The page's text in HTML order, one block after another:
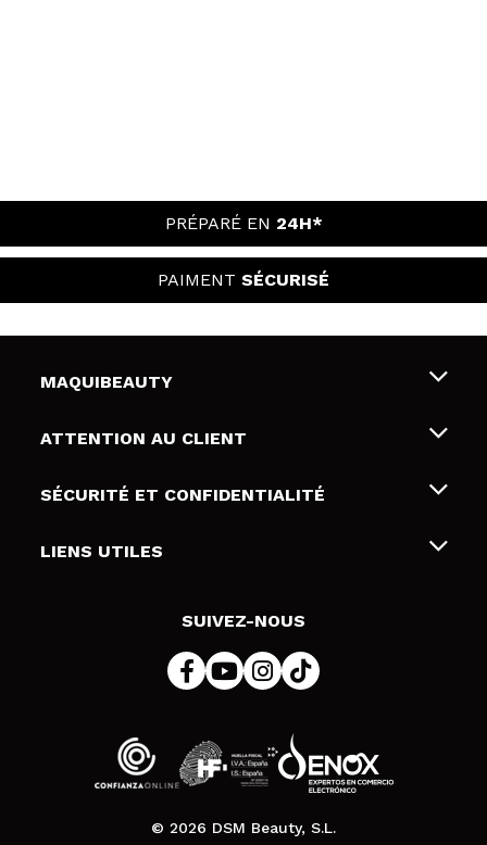
PRÉPARÉ EN 24H*
PAIMENT SÉCURISÉ
MAQUIBEAUTY
Qui sommes nous
Cartes-cadeaux
ATTENTION AU CLIENT
Livraison & retour
Modes de paiement
SÉCURITÉ ET CONFIDENTIALITÉ
Conditions et confidentialité
LIENS UTILES
SUIVEZ-NOUS
© 2026 DSM Beauty, S.L.